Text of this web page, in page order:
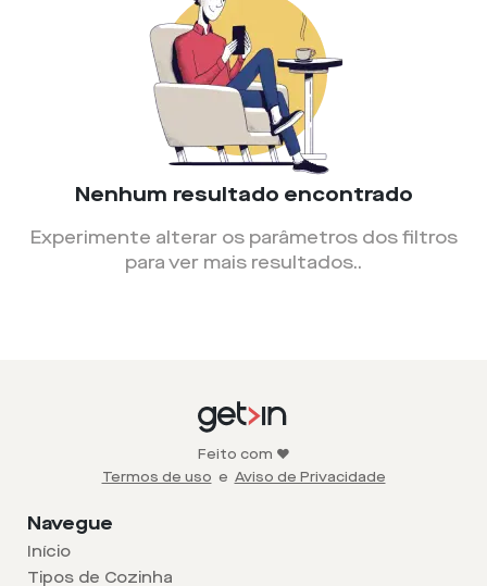
Nenhum resultado encontrado
Experimente alterar os parâmetros dos filtros
para ver mais resultados..
Feito com ❤️
Termos de uso e Aviso de Privacidade
Navegue
Início
Tipos de Cozinha